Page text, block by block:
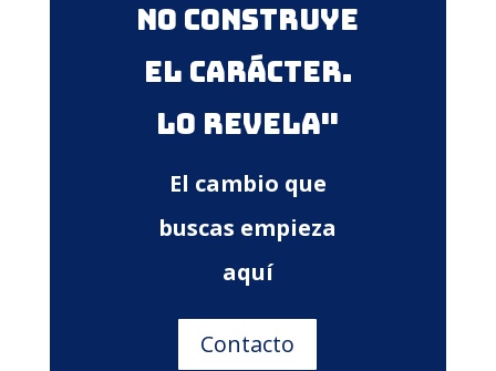
no construye
el carácter.
Lo revela"
El cambio que
buscas empieza
aquí
Contacto